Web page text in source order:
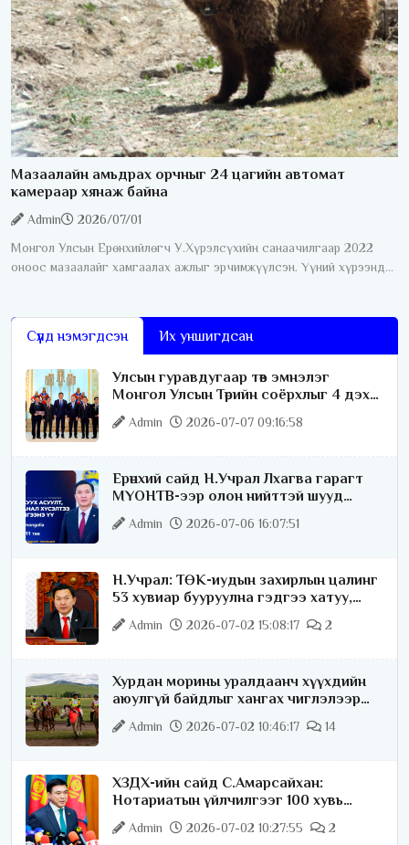
Мазаалайн амьдрах орчныг 24 цагийн автомат
камераар хянаж байна
Admin
2026/07/01
Монгол Улсын Ерөнхийлөгч У.Хүрэлсүхийн санаачилгаар 2022
оноос мазаалайг хамгаалах ажлыг эрчимжүүлсэн. Үүний хүрээнд
Сүүлд нэмэгдсэн Их уншигдсан
Улсын гуравдугаар төв эмнэлэг
Монгол Улсын Төрийн соёрхлыг 4 дэх
удаагаа хүртлээ
Admin 2026-07-07 09:16:58
Ерөнхий сайд Н.Учрал Лхагва гарагт
МҮОНТВ-ээр олон нийттэй шууд
ярилцана
Admin 2026-07-06 16:07:51
Н.Учрал: ТӨК-иудын захирлын цалинг
53 хувиар бууруулна гэдгээ хатуу,
хариуцлагатайгаар хэлье
Admin 2026-07-02 15:08:17 2
Хурдан морины уралдаанч хүүхдийн
аюулгүй байдлыг хангах чиглэлээр
ажиллаж байна
Admin 2026-07-02 10:46:17 14
ХЗДХ-ийн сайд С.Амарсайхан:
Нотариатын үйлчилгээг 100 хувь
цахимжуулна
Admin 2026-07-02 10:27:55 2